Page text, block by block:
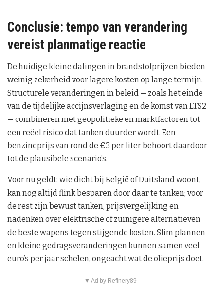
Conclusie: tempo van verandering
vereist planmatige reactie
De huidige kleine dalingen in brandstofprijzen bieden
weinig zekerheid voor lagere kosten op lange termijn.
Structurele veranderingen in beleid — zoals het einde
van de tijdelijke accijnsverlaging en de komst van ETS2
— combineren met geopolitieke en marktfactoren tot
een reëel risico dat tanken duurder wordt. Een
benzineprijs van rond de €3 per liter behoort daardoor
tot de plausibele scenario’s.
Voor nu geldt: wie dicht bij België of Duitsland woont,
kan nog altijd flink besparen door daar te tanken; voor
de rest zijn bewust tanken, prijsvergelijking en
nadenken over elektrische of zuinigere alternatieven
de beste wapens tegen stijgende kosten. Slim plannen
en kleine gedragsveranderingen kunnen samen veel
euro’s per jaar schelen, ongeacht wat de olieprijs doet.
▼ Ad by Refinery89